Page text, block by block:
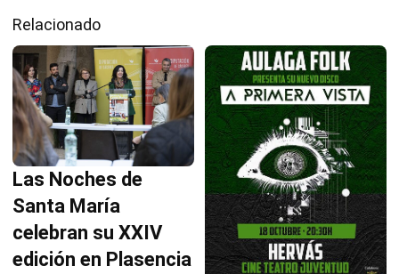
Relacionado
Las Noches de
Santa María
celebran su XXIV
edición en Plasencia